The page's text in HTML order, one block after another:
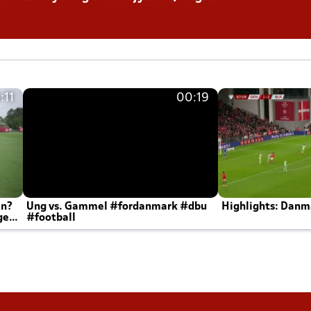
00:19
Ung vs. Gammel #fordanmark #dbu
#football
Highlights: